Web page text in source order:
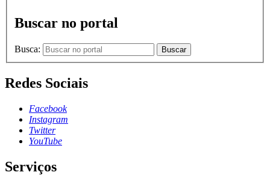
Buscar no portal
Busca: Buscar
Redes Sociais
Facebook
Instagram
Twitter
YouTube
Serviços